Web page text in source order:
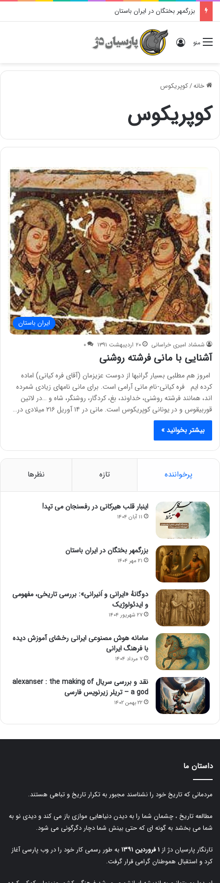
بزرگمهر بختگان در ایران باستان
منو ورود
خانه/کوپریکوس
کوپریکوس
ایران باستان
شمشاد امیری خراسانی ۲۰ اردیبهشت ۱۳۹۱ ۰
آشنایی با مانی فرشته روشنی
امروز هم مطلبی بسیار گرانبها از دوست عزیزمان (آقای فره کیانی) اماده
کرده ایم فره کیانی-نام مانی آرامی است. برای مانی نامهای زیادی شمرده
اند، همانند فرشته روشنی، خداوند، بغ، کردگار، روشنگر، شاه و …در لاتین
قوربیقوس و در یونانی کوپریکوس است. مانی در ۱۴ آوریل ۲۱۶ میلادی در…
بیشتر بخوانید »
پرخواننده تازه نظرها
اینبار قلب هیرکانی در رفسنجان می تپد!
۱۱ آبان ۱۴۰۴
بزرگمهر بختگان در ایران باستان
۲۱ مهر ۱۴۰۴
دوگانهٔ «ایرانی و اَنیرانی»: بررسی تاریخی، مفهومی
و ایدئولوژیک
۲۷ شهریور ۱۴۰۴
سامانه هوش مصنوعی ایرانی رخشای آموزش دیده
با فرهنگ ایرانی
۷ مرداد ۱۴۰۴
نقد و بررسی سریال alexanser : the making of
a god – تریلر زیرنویس فارسی
۲۲ بهمن ۱۴۰۲
داستان ما
مردمانی که تاریخ خود را نشناسند مجبور به تکرار تاریخ و تباهی هستند.
مطالعه تاریخ ، چشمان شما را به دیدن دنیاهایی موازی باز می کند و دیدی نو به
شما می بخشد به گونه ای که حتی بینش شما دچار دگرگونی می شود.
تارنگار پارسیان دژ از ۱ فروردین ۱۳۹۱
به طور رسمی کار خود را در وب پارسی آغاز
کرد و استقبال هموطنان گرامی قرار گرفت.